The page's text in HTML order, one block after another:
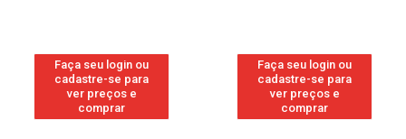
Faça seu login ou
cadastre-se para
ver preços e
comprar
Faça seu login ou
cadastre-se para
ver preços e
comprar